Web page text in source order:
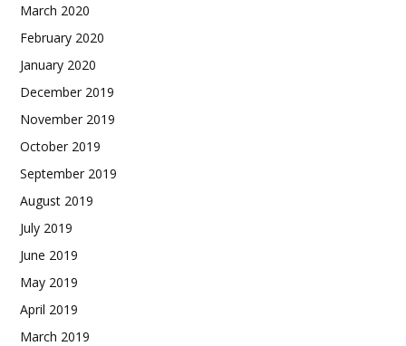
March 2020
February 2020
January 2020
December 2019
November 2019
October 2019
September 2019
August 2019
July 2019
June 2019
May 2019
April 2019
March 2019